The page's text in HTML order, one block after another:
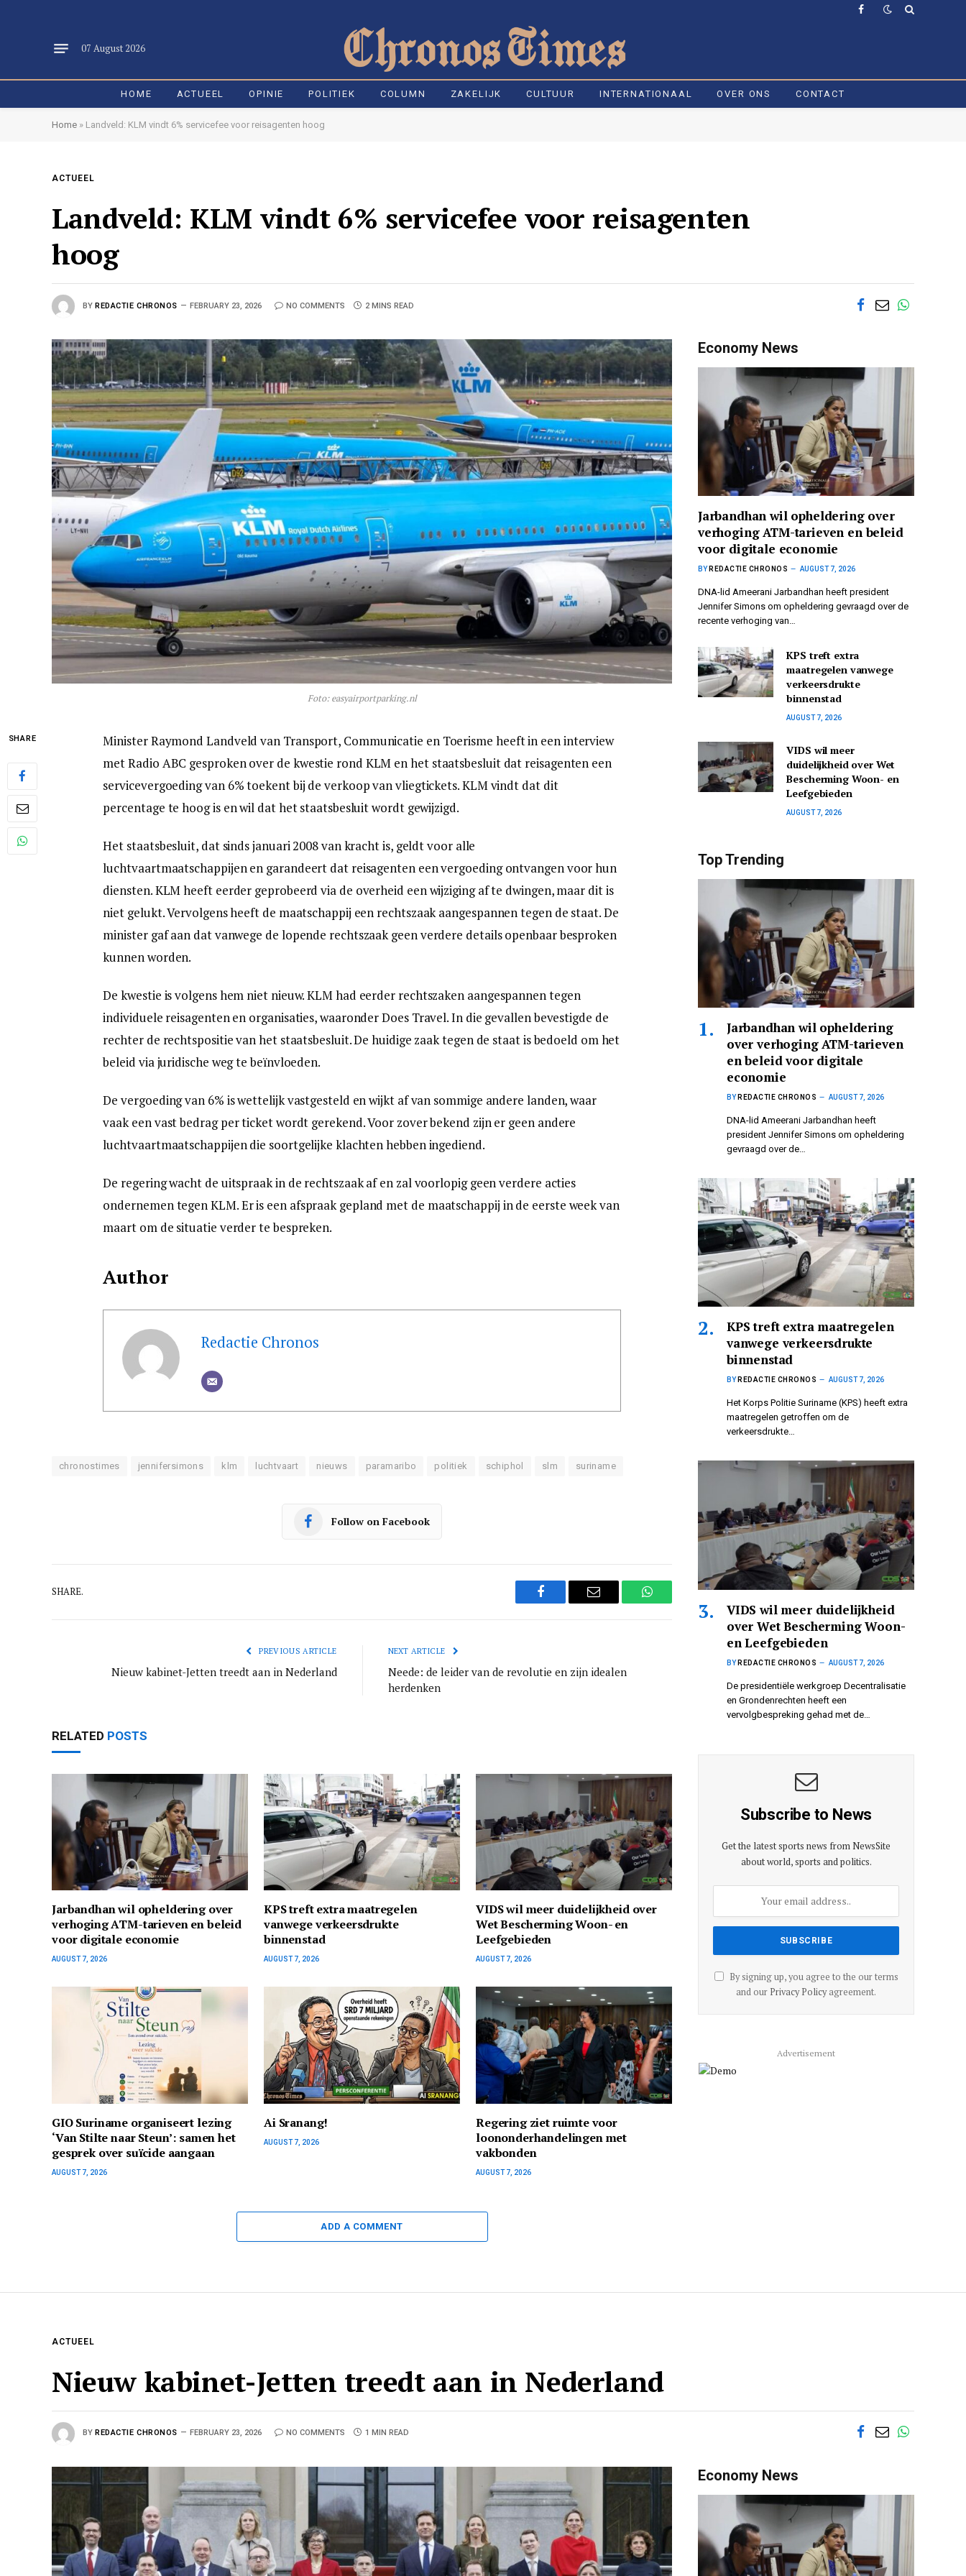
Facebook
07 August 2026
HOME ACTUEEL OPINIE POLITIEK COLUMN ZAKELIJK CULTUUR INTERNATIONAAL OVER ONS CONTACT
Home » Landveld: KLM vindt 6% servicefee voor reisagenten hoog
ACTUEEL
Landveld: KLM vindt 6% servicefee voor reisagenten
hoog
BY REDACTIE CHRONOS FEBRUARY 23, 2026 NO COMMENTS 2 MINS READ
Foto: easyairportparking.nl
SHARE
Minister Raymond Landveld van Transport, Communicatie en Toerisme heeft in een interview
met Radio ABC gesproken over de kwestie rond KLM en het staatsbesluit dat reisagenten een
servicevergoeding van 6% toekent bij de verkoop van vliegtickets. KLM vindt dat dit
percentage te hoog is en wil dat het staatsbesluit wordt gewijzigd.
Het staatsbesluit, dat sinds januari 2008 van kracht is, geldt voor alle
luchtvaartmaatschappijen en garandeert dat reisagenten een vergoeding ontvangen voor hun
diensten. KLM heeft eerder geprobeerd via de overheid een wijziging af te dwingen, maar dit is
niet gelukt. Vervolgens heeft de maatschappij een rechtszaak aangespannen tegen de staat. De
minister gaf aan dat vanwege de lopende rechtszaak geen verdere details openbaar besproken
kunnen worden.
De kwestie is volgens hem niet nieuw. KLM had eerder rechtszaken aangespannen tegen
individuele reisagenten en organisaties, waaronder Does Travel. In die gevallen bevestigde de
rechter de rechtspositie van het staatsbesluit. De huidige zaak tegen de staat is bedoeld om het
beleid via juridische weg te beïnvloeden.
De vergoeding van 6% is wettelijk vastgesteld en wijkt af van sommige andere landen, waar
vaak een vast bedrag per ticket wordt gerekend. Voor zover bekend zijn er geen andere
luchtvaartmaatschappijen die soortgelijke klachten hebben ingediend.
De regering wacht de uitspraak in de rechtszaak af en zal voorlopig geen verdere acties
ondernemen tegen KLM. Er is een afspraak gepland met de maatschappij in de eerste week van
maart om de situatie verder te bespreken.
Author
Redactie Chronos
chronostimes jennifersimons klm luchtvaart nieuws paramaribo politiek schiphol slm suriname
Follow on Facebook
SHARE.
Facebook Email WhatsApp
PREVIOUS ARTICLE
Nieuw kabinet-Jetten treedt aan in Nederland
NEXT ARTICLE
Neede: de leider van de revolutie en zijn idealen
herdenken
RELATED POSTS
Jarbandhan wil opheldering over
verhoging ATM-tarieven en beleid
voor digitale economie
AUGUST 7, 2026
KPS treft extra maatregelen
vanwege verkeersdrukte
binnenstad
AUGUST 7, 2026
VIDS wil meer duidelijkheid over
Wet Bescherming Woon- en
Leefgebieden
AUGUST 7, 2026
GIO Suriname organiseert lezing
‘Van Stilte naar Steun’: samen het
gesprek over suïcide aangaan
AUGUST 7, 2026
Ai Sranang!
AUGUST 7, 2026
Regering ziet ruimte voor
loononderhandelingen met
vakbonden
AUGUST 7, 2026
ADD A COMMENT
Economy News
Jarbandhan wil opheldering over
verhoging ATM-tarieven en beleid
voor digitale economie
BY REDACTIE CHRONOS AUGUST 7, 2026
DNA-lid Ameerani Jarbandhan heeft president
Jennifer Simons om opheldering gevraagd over de
recente verhoging van…
KPS treft extra
maatregelen vanwege
verkeersdrukte
binnenstad
AUGUST 7, 2026
VIDS wil meer
duidelijkheid over Wet
Bescherming Woon- en
Leefgebieden
AUGUST 7, 2026
Top Trending
Jarbandhan wil opheldering
over verhoging ATM-tarieven
en beleid voor digitale
economie
BY REDACTIE CHRONOS AUGUST 7, 2026
DNA-lid Ameerani Jarbandhan heeft
president Jennifer Simons om opheldering
gevraagd over de…
KPS treft extra maatregelen
vanwege verkeersdrukte
binnenstad
BY REDACTIE CHRONOS AUGUST 7, 2026
Het Korps Politie Suriname (KPS) heeft extra
maatregelen getroffen om de
verkeersdrukte…
VIDS wil meer duidelijkheid
over Wet Bescherming Woon-
en Leefgebieden
BY REDACTIE CHRONOS AUGUST 7, 2026
De presidentiële werkgroep Decentralisatie
en Grondenrechten heeft een
vervolgbespreking gehad met de…
Subscribe to News
Get the latest sports news from NewsSite
about world, sports and politics.
By signing up, you agree to the our terms
and our Privacy Policyagreement.
Advertisement
ACTUEEL
Nieuw kabinet-Jetten treedt aan in Nederland
BY REDACTIE CHRONOS FEBRUARY 23, 2026 NO COMMENTS 1 MIN READ
Economy News